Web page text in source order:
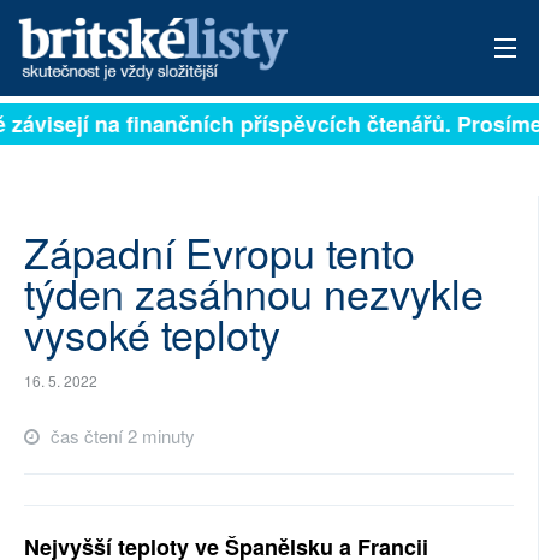
PŘIHLÁSIT
ARCHIV
ROZHOVORY
TÉMATA
na finančních příspěvcích čtenářů.
Západní Evropu tento
týden zasáhnou nezvykle
vysoké teploty
16. 5. 2022
čas čtení 2 minuty
Nejvyšší teploty ve Španělsku a Francii